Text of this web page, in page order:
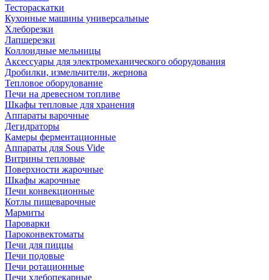
Тестораскатки
Кухонные машины универсальные
Хлеборезки
Лапшерезки
Коллоидные мельницы
Аксессуары для электромеханического оборудования
Дробилки, измельчители, жернова
Тепловое оборудование
Печи на древесном топливе
Шкафы тепловые для хранения
Аппараты варочные
Дегидраторы
Камеры ферментационные
Аппараты для Sous Vide
Витрины тепловые
Поверхности жарочные
Шкафы жарочные
Печи конвекционные
Котлы пищеварочные
Мармиты
Пароварки
Пароконвектоматы
Печи для пиццы
Печи подовые
Печи ротационные
Печи хлебопекарные